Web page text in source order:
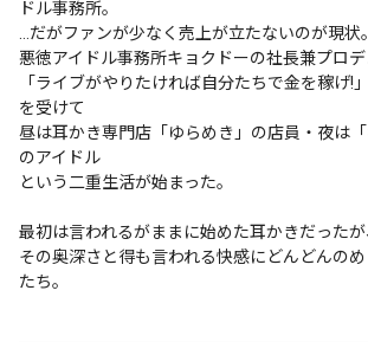
ドル事務所。
…だがファンが少なく売上が立たないのが現状。
悪徳アイドル事務所キョクドーの社長兼プロ
「ライブがやりたければ自分たちで金を稼げ!
を受けて
昼は耳かき専門店「ゆらめき」の店員・夜は
のアイドル
という二重生活が始まった。
最初は言われるがままに始めた耳かきだったが
その奥深さと得も言われる快感にどんどんの
たち。